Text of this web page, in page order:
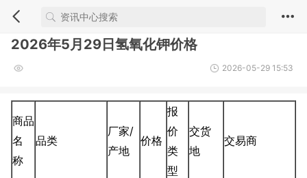
2026年5月29日氢氧化钾价格
2026-05-29 15:53
商品
名
称
品类
厂家/
产地
价格
报
价
类
型
交货
地
交易商